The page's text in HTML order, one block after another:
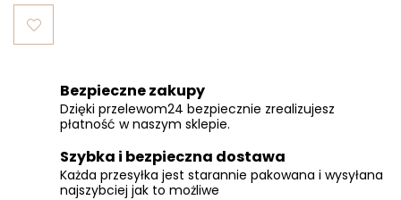
Bezpieczne zakupy
Dzięki przelewom24 bezpiecznie zrealizujesz
płatność w naszym sklepie.
Szybka i bezpieczna dostawa
Każda przesyłka jest starannie pakowana i wysyłana
najszybciej jak to możliwe